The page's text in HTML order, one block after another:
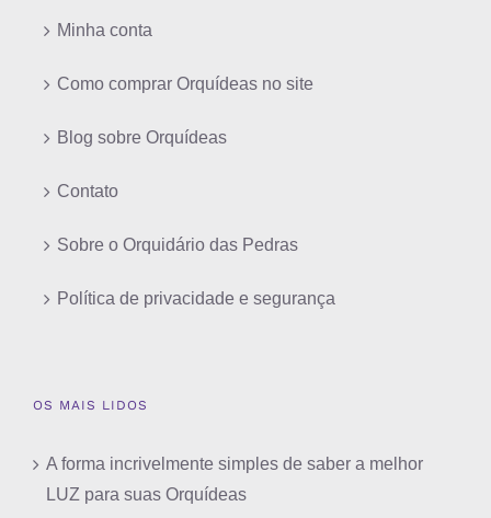
Minha conta
Como comprar Orquídeas no site
Blog sobre Orquídeas
Contato
Sobre o Orquidário das Pedras
Política de privacidade e segurança
OS MAIS LIDOS
A forma incrivelmente simples de saber a melhor
LUZ para suas Orquídeas